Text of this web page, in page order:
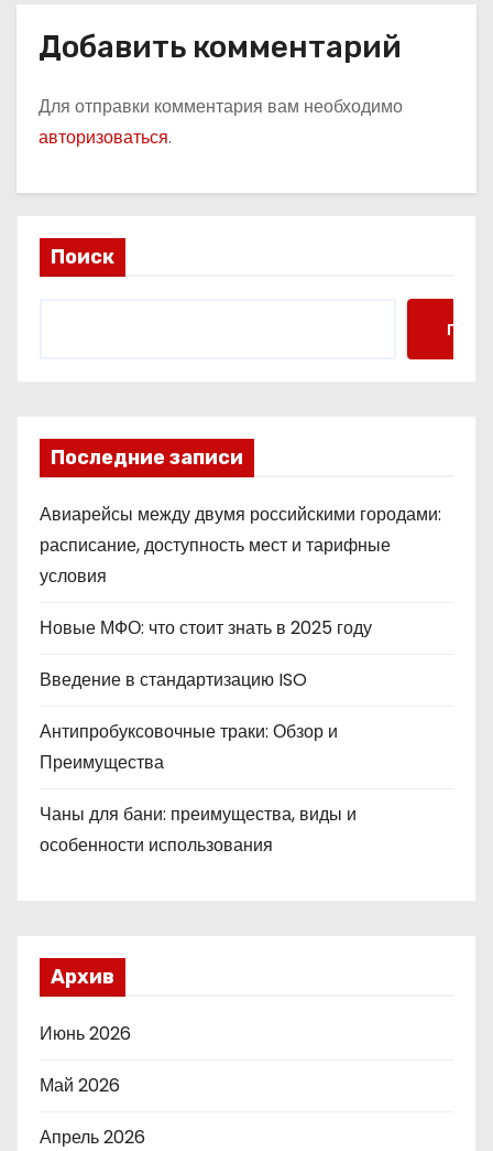
Добавить комментарий
Для отправки комментария вам необходимо
авторизоваться.
Поиск
Поиск
Последние записи
Авиарейсы между двумя российскими городами:
расписание, доступность мест и тарифные
условия
Новые МФО: что стоит знать в 2025 году
Введение в стандартизацию ISO
Антипробуксовочные траки: Обзор и
Преимущества
Чаны для бани: преимущества, виды и
особенности использования
Архив
Июнь 2026
Май 2026
Апрель 2026